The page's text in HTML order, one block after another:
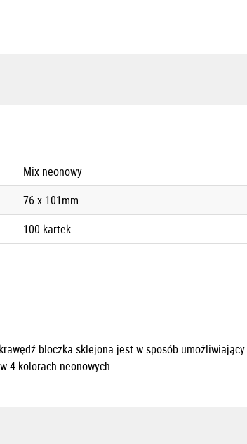
Mix neonowy
76 x 101mm
100 kartek
bloczka sklejona jest w sposób
4 kolorach neonowych.